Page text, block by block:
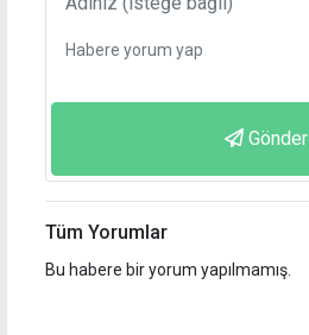
Gönder
Tüm Yorumlar
Bu habere bir yorum yapılmamış.